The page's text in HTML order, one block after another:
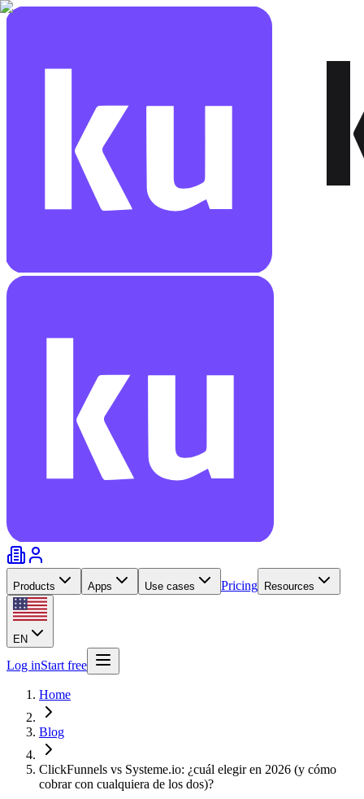
Products Apps Use cases Pricing Resources
EN
Log inStart free
Home
Blog
ClickFunnels vs Systeme.io: ¿cuál elegir en 2026 (y cómo
cobrar con cualquiera de los dos)?